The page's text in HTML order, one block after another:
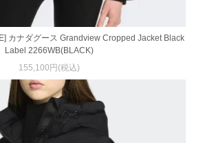
カナダグース Grandview Cropped Jacket Black
Label 2266WB(BLACK)
155,100円(税込)